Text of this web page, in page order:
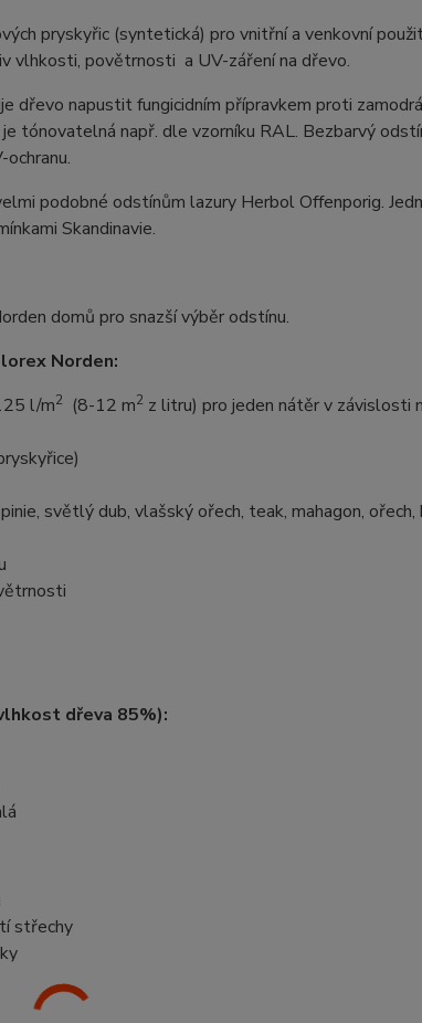
pryskyřic (syntetická) pro vnitřní a venkovní
vlhkosti, povětrnosti a UV-záření na dřevo.
dřevo napustit fungicidním přípravkem proti
tónovatelná např. dle vzorníku RAL. Bezbarvý
podobné odstínům lazury Herbol Offenporig.
Skandinavie.
domů pro snazší výběr odstínu.
Norden:
l/m2(8-12 m2z litru) pro jeden nátěr v závislosti
světlý dub, vlašský ořech, teak, mahagon,
dřeva 85%):
střechy